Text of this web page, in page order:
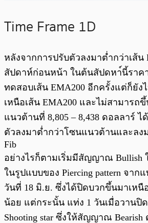
Time Frame 1D
หลังจากการปรับตัวลงมาต่ำกว่าเส้น
สัปดาห์ก่อนหน้า ในต้นสัปดหา์นี้ราค
ทดสอบเส้น EMA200 อีกครั้งแต่ก็ยัง
เหนือเส้น EMA200 และไม่สามารถ
แนวต้านที่ 8,805 – 8,438 ดอลลาร์
ตัวลงมาต่ำกว่าโซนแนวต้านและลง
Fib
อย่างไรก็ตามเริ่มมีสัญญาณ Bullish
ในรูปแบบของ Piercing pattern จาก
วันที่ 18 มิ.ย. ซึ่งได้ปิดบวกขึ้นมาเหนื
น้อย แต่กระนั้น แท่ง 1 วันเมื่อวานปิ
Shooting star ซึ่งให้สัญญาณ